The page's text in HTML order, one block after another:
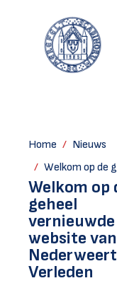
Home
Nieuws
Welkom op de geheel vernieuwde website van
Welkom op
geheel
vernieuwde
website van
Verleden